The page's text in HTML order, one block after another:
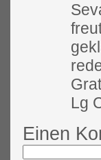
Lg
Einen